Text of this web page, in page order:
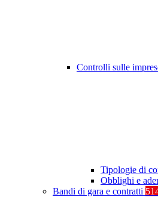
Controlli sulle
Tipologie di
Obblighi e
Bandi di gara e contratti